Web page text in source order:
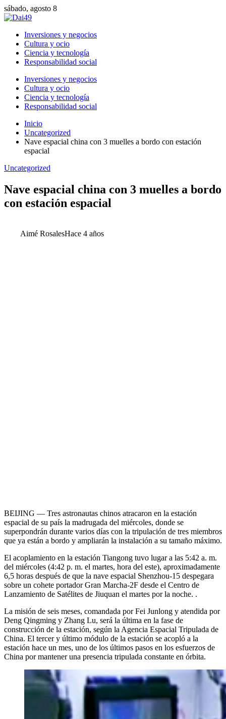
sábado, agosto 8
Inversiones y negocios
Cultura y ocio
Ciencia y tecnología
Responsabilidad social
Inversiones y negocios
Cultura y ocio
Ciencia y tecnología
Responsabilidad social
Inicio
Uncategorized
Nave espacial china con 3 muelles a bordo con estación
espacial
Uncategorized
Nave espacial china con 3 muelles a bordo
con estación espacial
Aimé RosalesHace 4 años
BEIJING — Tres astronautas chinos atracaron en la estación
espacial de su país la madrugada del miércoles, donde se
superpondrán durante varios días con la tripulación de tres miembros
que ya están a bordo y ampliarán la instalación a su tamaño máximo.
El acoplamiento en la estación Tiangong tuvo lugar a las 5:42 a. m.
del miércoles (4:42 p. m. el martes, hora del este), aproximadamente
6,5 horas después de que la nave espacial Shenzhou-15 despegara
sobre un cohete portador Gran Marcha-2F desde el Centro de
Lanzamiento de Satélites de Jiuquan el martes por la noche. .
La misión de seis meses, comandada por Fei Junlong y atendida por
Deng Qingming y Zhang Lu, será la última en la fase de
construcción de la estación, según la Agencia Espacial Tripulada de
China. El tercer y último módulo de la estación se acopló a la
estación hace un mes, uno de los últimos pasos en los esfuerzos de
China por mantener una presencia tripulada constante en órbita.